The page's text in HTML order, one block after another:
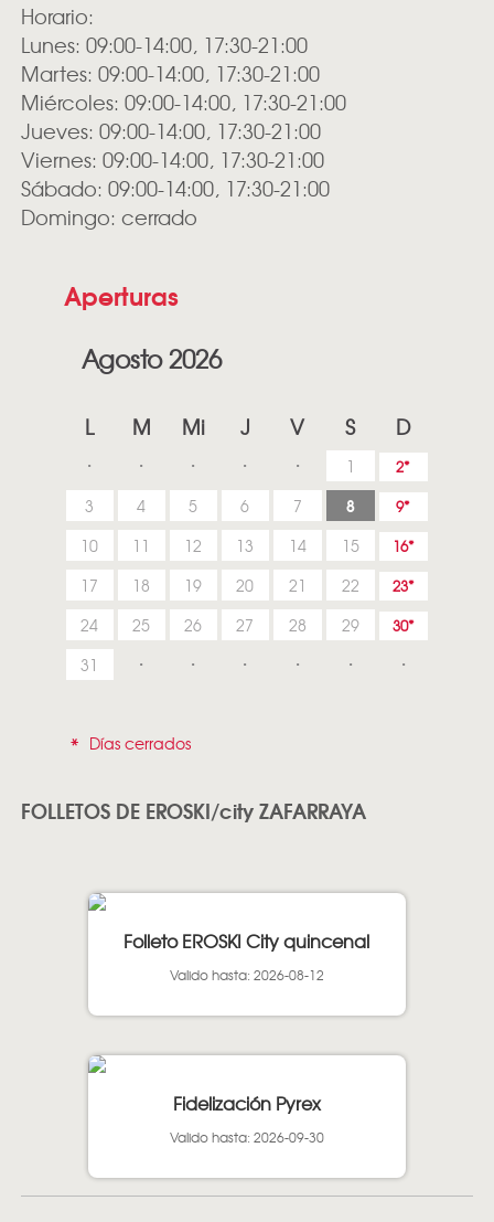
Horario:
Lunes: 09:00-14:00, 17:30-21:00
Martes: 09:00-14:00, 17:30-21:00
Miércoles: 09:00-14:00, 17:30-21:00
Jueves: 09:00-14:00, 17:30-21:00
Viernes: 09:00-14:00, 17:30-21:00
Sábado: 09:00-14:00, 17:30-21:00
Domingo: cerrado
Aperturas
Agosto 2026
L M Mi J V S D
1 2
3 4 5 6 7 8 9
10 11 12 13 14 15 16
17 18 19 20 21 22 23
24 25 26 27 28 29 30
31
* Días cerrados
FOLLETOS DE EROSKI/city ZAFARRAYA
Folleto EROSKI City quincenal
Valido hasta: 2026-08-12
Fidelización Pyrex
Valido hasta: 2026-09-30